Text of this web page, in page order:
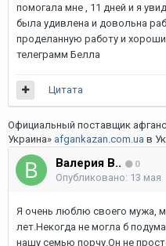
помогала мне , 11 дней и я
была удивлена и довольна
проделанную работу и
телеграмм Белла
Цитата
Официальный поставщик
Украина» afgankazan.com.ua в
Валерия В.. 0
Опубликовано: 13 мая
Я очень люблю своего мужа,
лет.Некогда не могла б
нашу семью порчу.Он не